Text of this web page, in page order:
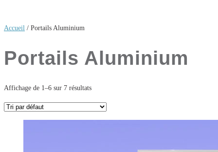
Accueil / Portails Aluminium
Portails Aluminium
Affichage de 1–6 sur 7 résultats